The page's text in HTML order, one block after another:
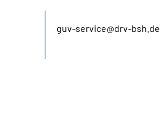
guv-service@drv-bsh.de